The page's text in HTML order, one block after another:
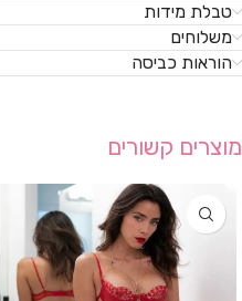
טבלת מידות
משלוחים
הוראות כביסה
מוצרים קשורים